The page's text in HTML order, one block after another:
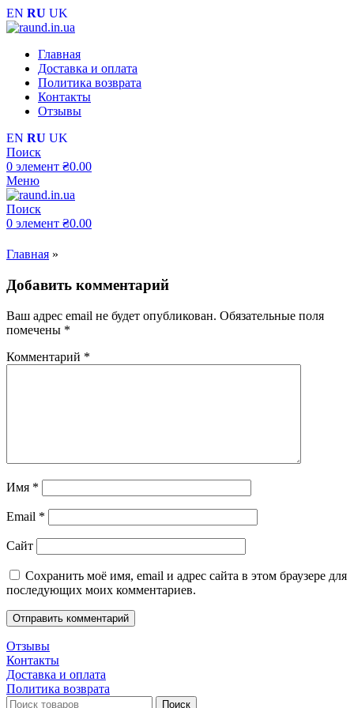
EN RU UK
Главная
Доставка и оплата
Политика возврата
Контакты
Отзывы
EN RU UK
Поиск
0 элемент ₴0.00
Меню
Поиск
0 элемент ₴0.00
Главная »
Добавить комментарий
Ваш адрес email не будет опубликован. Обязательные поля
помечены *
Комментарий *
Имя *
Email *
Сайт
Сохранить моё имя, email и адрес сайта в этом браузере для
последующих моих комментариев.
Отзывы
Контакты
Доставка и оплата
Политика возврата
Поиск